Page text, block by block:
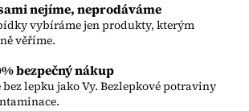
sami nejíme, neprodáváme
vybíráme jen produkty, kterým
věříme.
bezpečný nákup
bez lepku jako Vy. Bezlepkové potraviny